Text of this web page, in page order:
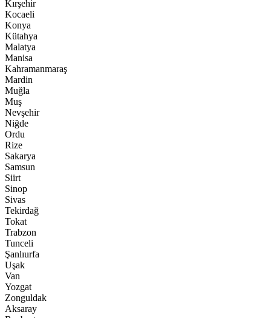
Kırşehir
Kocaeli
Konya
Kütahya
Malatya
Manisa
Kahramanmaraş
Mardin
Muğla
Muş
Nevşehir
Niğde
Ordu
Rize
Sakarya
Samsun
Siirt
Sinop
Sivas
Tekirdağ
Tokat
Trabzon
Tunceli
Şanlıurfa
Uşak
Van
Yozgat
Zonguldak
Aksaray